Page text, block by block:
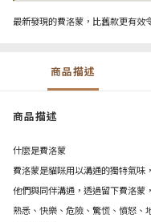
最新發現的費洛蒙，比舊款更有效
商品描述
商品描述
什麼是費洛蒙
費洛蒙是貓咪用以溝通的獨特氣味
他們與同伴溝通，透過留下費洛蒙
熟悉、快樂、危險、驚慌、憤怒、